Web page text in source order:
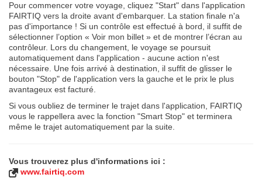
Pour commencer votre voyage, cliquez "Start" dans l'application
FAIRTIQ vers la droite avant d'embarquer. La station finale n'a
pas d'importance ! Si un contrôle est effectué à bord, il suffit de
sélectionner l’option « Voir mon billet » et de montrer l’écran au
contrôleur. Lors du changement, le voyage se poursuit
automatiquement dans l'application - aucune action n'est
nécessaire. Une fois arrivé à destination, il suffit de glisser le
bouton "Stop" de l'application vers la gauche et le prix le plus
avantageux est facturé.
Si vous oubliez de terminer le trajet dans l'application, FAIRTIQ
vous le rappellera avec la fonction "Smart Stop" et terminera
même le trajet automatiquement par la suite.
Vous trouverez plus d'informations ici :
www.fairtiq.com